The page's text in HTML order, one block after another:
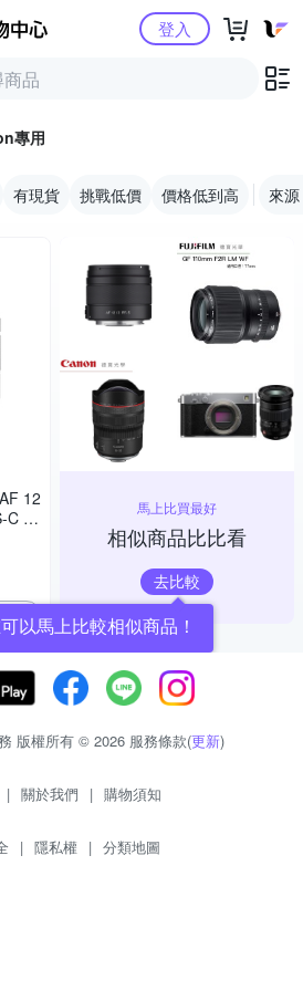
Yahoo購物中心登入
專用
有現貨 挑戰低價 價格低到高 來源
12
C 自
馬上比買最好
相似商品比比看
去比較
以馬上比較相似商品！
版權所有 © 2026 服務條款(更新)
| 關於我們 | 購物須知
| 隱私權 | 分類地圖